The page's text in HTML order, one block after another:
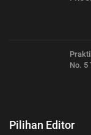
No. 5
Pilihan Editor